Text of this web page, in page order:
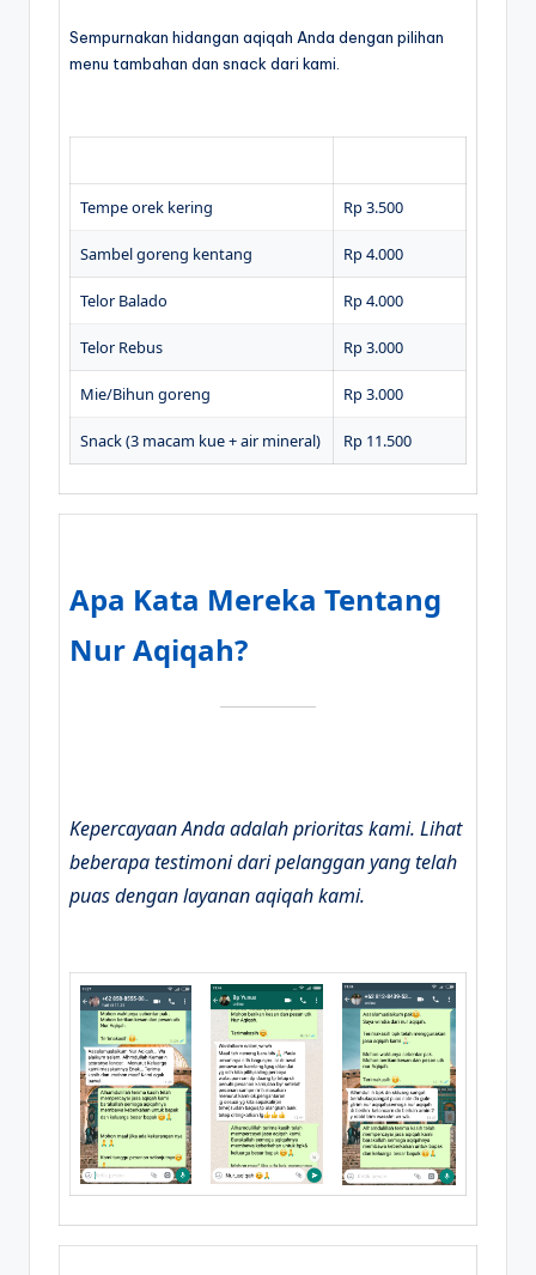
Sempurnakan hidangan aqiqah Anda dengan pilihan
menu tambahan dan snack dari kami.
Tempe orek kering Rp 3.500
Sambel goreng kentang Rp 4.000
Telor Balado Rp 4.000
Telor Rebus Rp 3.000
Mie/Bihun goreng Rp 3.000
Snack (3 macam kue + air mineral) Rp 11.500
Apa Kata Mereka Tentang
Nur Aqiqah?
Kepercayaan Anda adalah prioritas kami. Lihat
beberapa testimoni dari pelanggan yang telah
puas dengan layanan aqiqah kami.